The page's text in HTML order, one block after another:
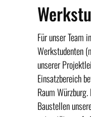
Für unser Team
Werkstudenten
unserer
Einsatzbereich
Raum
Baustellen